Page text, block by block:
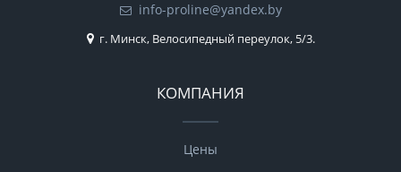
info-proline@yandex.by
г. Минск, Велосипедный переулок, 5/3.
КОМПАНИЯ
Цены